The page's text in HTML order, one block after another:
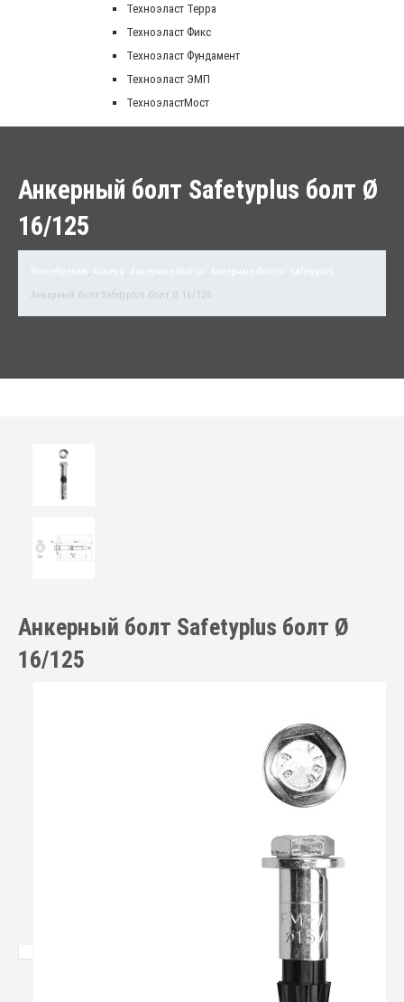
Техноэласт Терра
Техноэласт Фикс
Техноэласт Фундамент
Техноэласт ЭМП
ТехноэластМост
Анкерный болт Safetyplus болт Ø
16/125
, , , ,
Анкерный болт Safetyplus болт Ø 16/125
Анкерный болт Safetyplus болт Ø
16/125